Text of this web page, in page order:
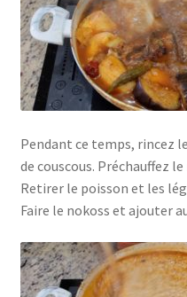
Pendant ce temps, rincez
de couscous. Préchauffez
Retirer le poisson et les
Faire le nokoss et ajouter